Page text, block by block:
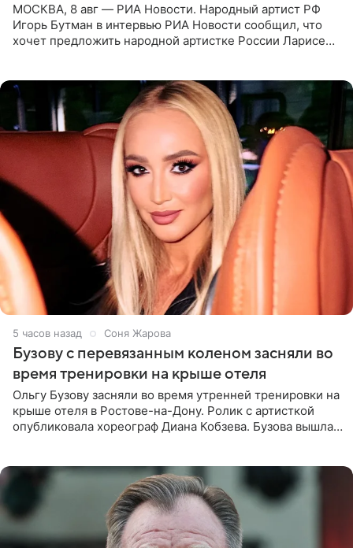
МОСКВА, 8 авг — РИА Новости. Народный артист РФ
Игорь Бутман в интервью РИА Новости сообщил, что
хочет предложить народной артистке России Ларисе
5 часов назад Соня Жарова
Бузову с перевязанным коленом засняли во
время тренировки на крыше отеля
Ольгу Бузову засняли во время утренней тренировки на
крыше отеля в Ростове-на-Дону. Ролик с артисткой
опубликовала хореограф Диана Кобзева. Бузова вышла